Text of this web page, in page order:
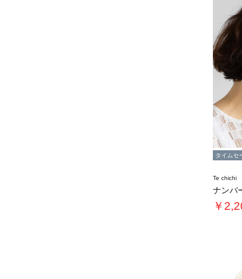
タイムセ
Te chichi
ナンバ
￥